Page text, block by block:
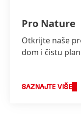
Pro Nature
Otkrijte naše
dom i čistu
SAZNAJTE VIŠE